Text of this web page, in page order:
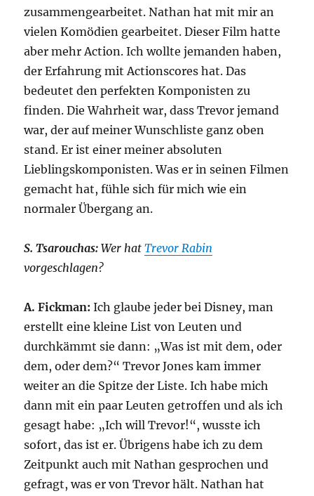
zusammengearbeitet. Nathan hat mit mir an
vielen Komödien gearbeitet. Dieser Film hatte
aber mehr Action. Ich wollte jemanden haben,
der Erfahrung mit Actionscores hat. Das
bedeutet den perfekten Komponisten zu
finden. Die Wahrheit war, dass Trevor jemand
war, der auf meiner Wunschliste ganz oben
stand. Er ist einer meiner absoluten
Lieblingskomponisten. Was er in seinen Filmen
gemacht hat, fühle sich für mich wie ein
normaler Übergang an.
S. Tsarouchas:Wer hatTrevor Rabin
vorgeschlagen?
A. Fickman:Ich glaube jeder bei Disney, man
erstellt eine kleine List von Leuten und
durchkämmt sie dann: „Was ist mit dem, oder
dem, oder dem?“ Trevor Jones kam immer
weiter an die Spitze der Liste. Ich habe mich
dann mit ein paar Leuten getroffen und als ich
gesagt habe: „Ich will Trevor!“, wusste ich
sofort, das ist er. Übrigens habe ich zu dem
Zeitpunkt auch mit Nathan gesprochen und
gefragt, was er von Trevor hält. Nathan hat